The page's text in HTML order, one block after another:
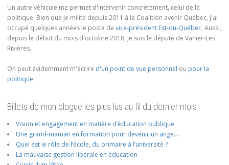
Un autre véhicule me permet d'intervenir concrètement, celui de la
politique. Bien que je milite depuis 2011 à la Coalition avenir Québec, j'ai
occupé quelques années le poste de vice-président Est-du-Québec. Aussi,
depuis le début du mois d'octobre 2018, je suis le député de Vanier-Les
Rivières.
On peut évidemment m'écrire d'un point de vue personnel ou pour la
politique.
Billets de mon blogue les plus lus au fil du dernier mois
Vision et engagement en matière d’éducation publique
Une grand-maman en formation pour devenir un ange…
Quel est le rôle de l’école, du primaire à l’université ?
La mauvaise gestion libérale en éducation